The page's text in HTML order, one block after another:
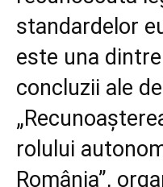
standardelor
este una
concluzii ale
rolului
România”,